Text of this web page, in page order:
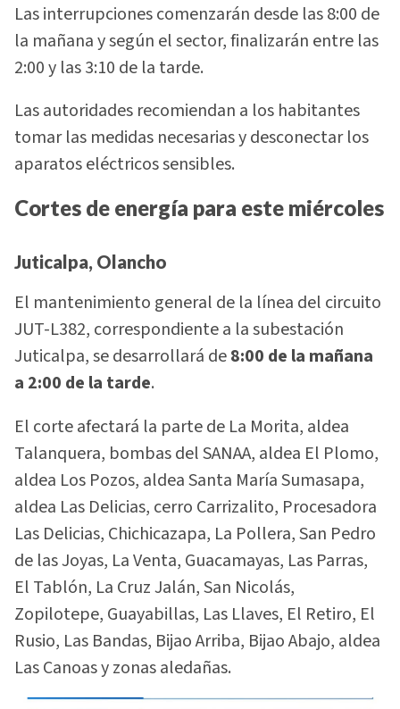
Las interrupciones comenzarán desde las 8:00 de
la mañana y según el sector, finalizarán entre las
2:00 y las 3:10 de la tarde.
Las autoridades recomiendan a los habitantes
tomar las medidas necesarias y desconectar los
aparatos eléctricos sensibles.
Cortes de energía para este miércoles
Juticalpa, Olancho
El mantenimiento general de la línea del circuito
JUT-L382, correspondiente a la subestación
Juticalpa, se desarrollará de8:00 de la mañana
a 2:00 de la tarde.
El corte afectará la parte de La Morita, aldea
Talanquera, bombas del SANAA, aldea El Plomo,
aldea Los Pozos, aldea Santa María Sumasapa,
aldea Las Delicias, cerro Carrizalito, Procesadora
Las Delicias, Chichicazapa, La Pollera, San Pedro
de las Joyas, La Venta, Guacamayas, Las Parras,
El Tablón, La Cruz Jalán, San Nicolás,
Zopilotepe, Guayabillas, Las Llaves, El Retiro, El
Rusio, Las Bandas, Bijao Arriba, Bijao Abajo, aldea
Las Canoas y zonas aledañas.